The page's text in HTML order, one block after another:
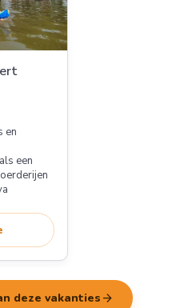
en
een
deze vakanties arrow_forward